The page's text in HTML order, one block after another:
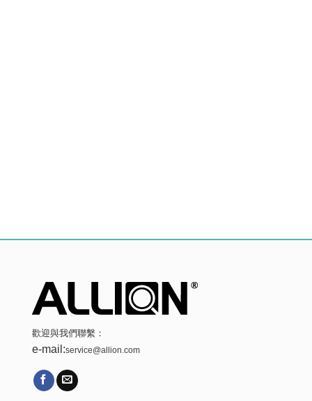
歡迎與我們聯繫：
e-mail:service@allion.com